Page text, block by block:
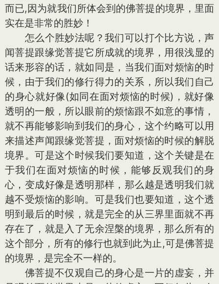
而已,因为就我们所体会到的佛菩提的境界，里面
实在是非常的胜妙！
怎么个胜妙法呢？我们可以打个比方说，声
闻菩提跟缘觉菩提它所成就的境界，用很浅显的
话来形容的话，就如同是，当我们面对烦恼的时
候，由于我们的修行得力的关系，所以我们自己
的身心就好像(如同在面对烦恼的时候)，就好像
透明的一般，所以眼前的烦恼跟不如意的事情，
就不再能够影响到我们的身心，这个约略可以用
来描述声闻跟缘觉菩提，面对烦恼的时候的解脱
境界。可是这个时候我们要知道，这个关键是在
于我们在面对烦恼的时候，能够反观我们的身
心，变成好像是透明那样，那么越是透明我们就
越不受烦恼的影响。可是我们也要知道，这个透
明到最后的时候，就是完全的从三界里面就不再
存在了，就是入了无余涅槃的境界，那么所有的
这个部分，所有的修行也就到此为止,可是佛菩提
的境界，是完全不一样的。
佛菩提不仅观自己的身心是一片的虚妄，并